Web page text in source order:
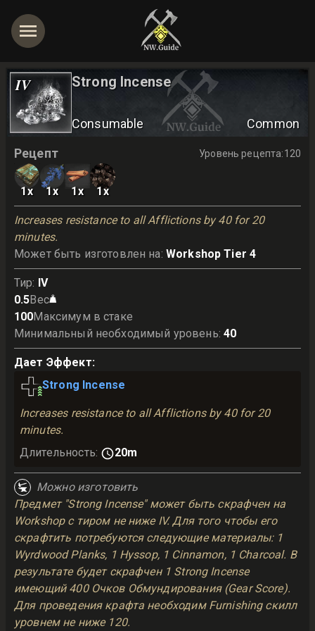
IV Strong Incense
Consumable
Common
Рецепт
Уровень рецепта:120
1x 1x 1x 1x
Increases resistance to all Afflictions by 40 for 20
minutes.
Может быть изготовлен на: Workshop Tier 4
Тир: IV
0.5Вес
100Максимум в стаке
Минимальный необходимый уровень: 40
Дает Эффект:
Strong Incense
Increases resistance to all Afflictions by 40 for 20
minutes.
Длительность: 20m
Можно изготовить
Предмет "Strong Incense" может быть скрафчен на
Workshop с тиром не ниже IV. Для того чтобы его
скрафтить потребуются следующие материалы: 1
Wyrdwood Planks, 1 Hyssop, 1 Cinnamon, 1 Charcoal. В
результате будет скрафчен 1 Strong Incense
имеющий 400 Очков Обмундирования (Gear Score).
Для проведения крафта необходим Furnishing скилл
уровнем не ниже 120.